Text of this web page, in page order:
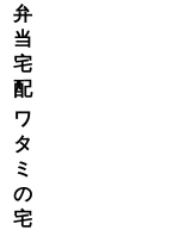
弁
当
宅
配
ワ
タ
ミ
の
宅